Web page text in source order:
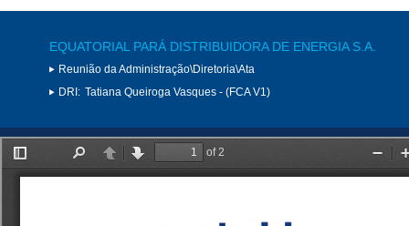
EQUATORIAL PARÁ DISTRIBUIDORA DE ENERGIA S.A.
Reunião da Administração\Diretoria\Ata
DRI: Tatiana Queiroga Vasques - (FCA V1)